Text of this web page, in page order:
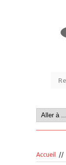
Accueil //